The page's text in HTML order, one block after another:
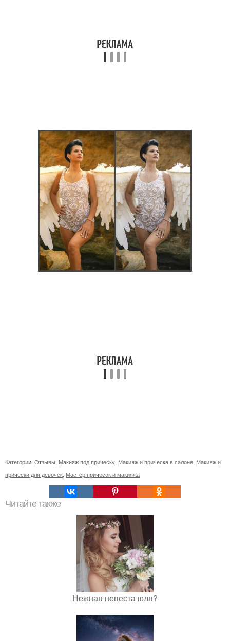
Категории: Отзывы Макияж под прическу Макияж и прическа в салоне Макияж и
прически для девочек Мастер причесок и макияжа
Читайте также
Нежная невеста юля?